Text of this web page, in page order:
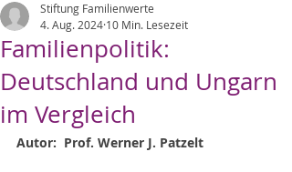
Familienpolitik:
Deutschland und Ungarn
im Vergleich
Stiftung Familienwerte
4. Aug. 2024 10 Min. Lesezeit
Autor:  Prof. Werner J. Patzelt